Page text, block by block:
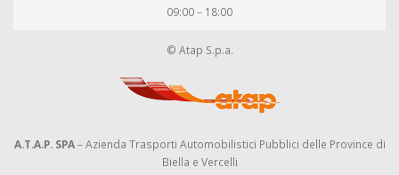
09:00 – 18:00
© Atap S.p.a.
A.T.A.P. SPA– Azienda Trasporti Automobilistici Pubblici delle Province di
Biella e Vercelli